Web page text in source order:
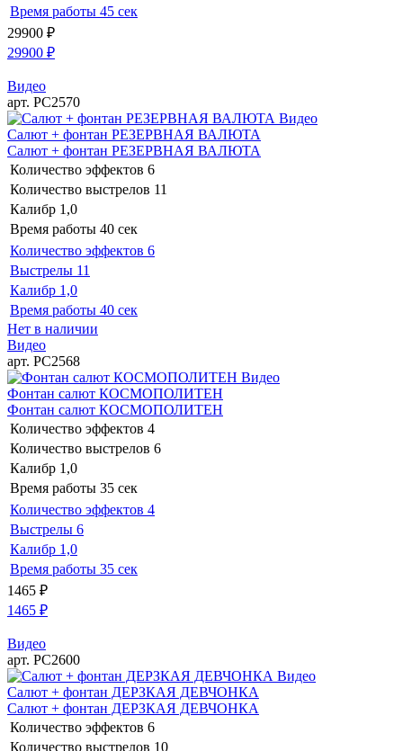
Время работы 45 сек
29900 ₽
29900 ₽
Видео
арт. РС2570
Видео
Салют + фонтан РЕЗЕРВНАЯ ВАЛЮТА
Салют + фонтан РЕЗЕРВНАЯ ВАЛЮТА
Количество эффектов 6
Количество выстрелов 11
Калибр 1,0
Время работы 40 сек
Количество эффектов 6
Выстрелы 11
Калибр 1,0
Время работы 40 сек
Нет в наличии
Видео
арт. РС2568
Видео
Фонтан салют КОСМОПОЛИТЕН
Фонтан салют КОСМОПОЛИТЕН
Количество эффектов 4
Количество выстрелов 6
Калибр 1,0
Время работы 35 сек
Количество эффектов 4
Выстрелы 6
Калибр 1,0
Время работы 35 сек
1465 ₽
1465 ₽
Видео
арт. РС2600
Видео
Салют + фонтан ДЕРЗКАЯ ДЕВЧОНКА
Салют + фонтан ДЕРЗКАЯ ДЕВЧОНКА
Количество эффектов 6
Количество выстрелов 10